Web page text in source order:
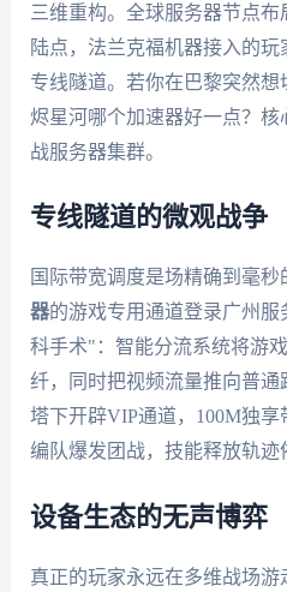
三维重构。全球服务器节点
陆点，法兰克福机器接入的
专线隧道。若你在巴黎突然
烬星河哪个加速器好一点？核
战服务器集群。
专线隧道的微观战争
国际带宽调度是场精确到毫秒
器的游戏专用通道登录广州
科手术"：智能分流系统将游
纤，同时把视频流量推向普
塔下开辟VIP通道，100M独
编队爆发团战，技能释放轨迹
设备生态的无声博弈
真正的玩家永远在多维战场游